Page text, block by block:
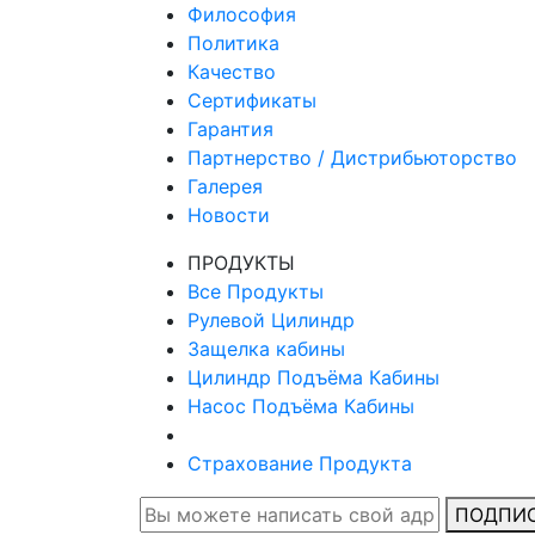
Философия
Политика
Качество
Сертификаты
Гарантия
Партнерство / Дистрибьюторство
Галерея
Новости
ПРОДУКТЫ
Все Продукты
Рулевой Цилиндр
Защелка кабины
Цилиндр Подъёма Кабины
Насос Подъёма Кабины
Страхование Продукта